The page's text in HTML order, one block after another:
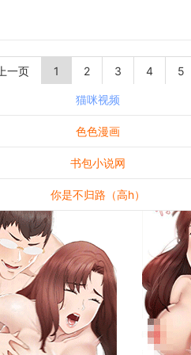
上一页 1 2 3 4 5
猫咪视频
色色漫画
书包小说网
你是不归路（高h）